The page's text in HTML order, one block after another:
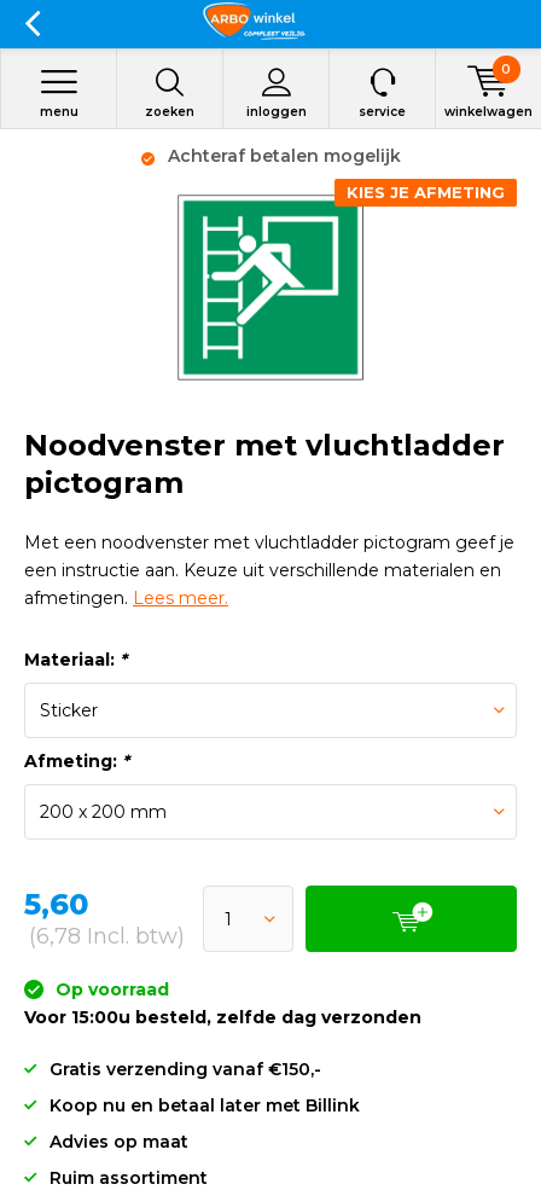
zoeken inloggen
menu service winkelwagen
0
Achteraf betalen mogelijk
KIES JE AFMETING
Noodvenster met vluchtladder
pictogram
Met een noodvenster met vluchtladder pictogram geef je
een instructie aan. Keuze uit verschillende materialen en
afmetingen. Lees meer.
Materiaal: *
Afmeting: *
5,60
(6,78 Incl. btw)
Op voorraad
Voor 15:00u besteld, zelfde dag verzonden
Gratis verzending vanaf €150,-
Koop nu en betaal later met Billink
Advies op maat
Ruim assortiment